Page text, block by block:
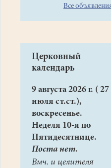
Все
Церковный
календарь
9 августа 2026 г. ( 27
июля ст.ст.),
воскресенье.
Неделя 10-я по
Пятидесятнице.
Поста нет.
Вмч. и целителя